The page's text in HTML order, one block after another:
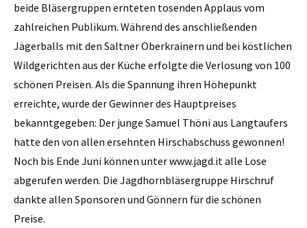
beide Bläsergruppen ernteten tosenden Applaus vom
zahlreichen Publikum. Während des anschließenden
Jägerballs mit den Saltner Oberkrainern und bei köstlichen
Wildgerichten aus der Küche erfolgte die Verlosung von 100
schönen Preisen. Als die Spannung ihren Höhepunkt
erreichte, wurde der Gewinner des Hauptpreises
bekanntgegeben: Der junge Samuel Thöni aus Langtaufers
hatte den von allen ersehnten Hirschabschuss gewonnen!
Noch bis Ende Juni können unter www.jagd.it alle Lose
abgerufen werden. Die Jagdhornbläsergruppe Hirschruf
dankte allen Sponsoren und Gönnern für die schönen
Preise.